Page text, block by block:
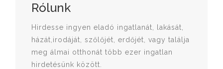
Rólunk
Hirdesse ingyen eladó ingatlanát, lakását,
házát,irodáját, szőlőjét, erdőjét, vagy találja
meg álmai otthonát több ezer ingatlan
hirdetésünk között.